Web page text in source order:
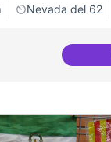
Nevada del 62